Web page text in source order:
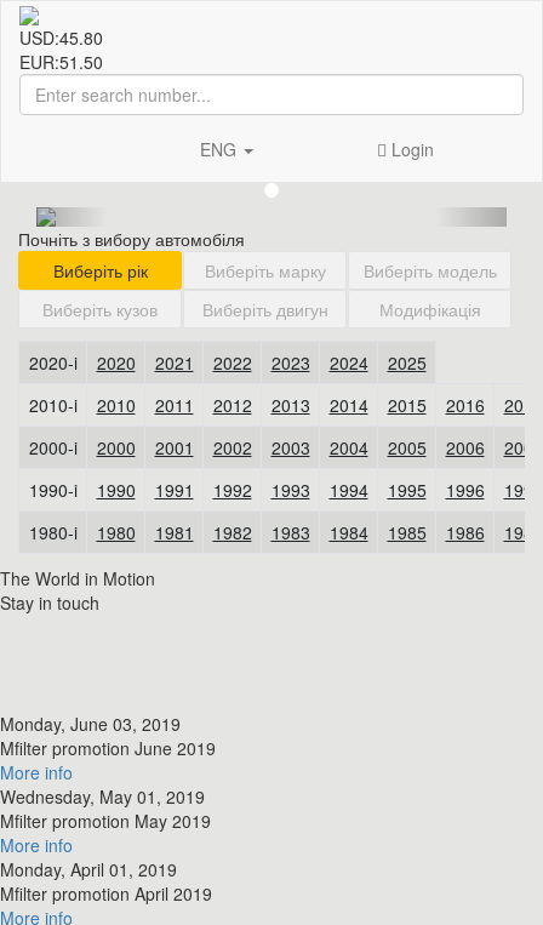
USD:45.80
EUR:51.50
ENG Login
Почніть з вибору автомобіля
The World in Motion
Stay in touch
Monday, June 03, 2019
​Mfilter promotion June 2019
More info
Wednesday, May 01, 2019
​Mfilter promotion May 2019
More info
Monday, April 01, 2019
​Mfilter promotion April 2019
More info